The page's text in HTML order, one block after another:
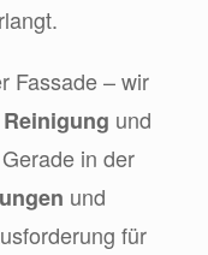
Fassade – wir
Reinigung und
in der
und
für